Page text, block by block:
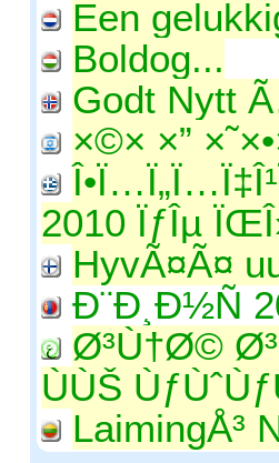
Een
Boldog...
Godt Nytt
×©× ×”
2010 ÏƒÎµ
HyvÃ¤Ã¤
Ð¨Ð¸Ð½Ñ
Ø³Ù†Ø©
ÙÙŠ
LaimingÅ³